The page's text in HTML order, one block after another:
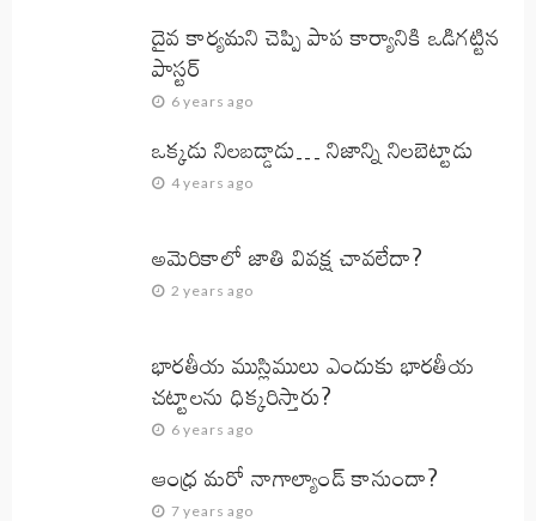
దైవ కార్యమని చెప్పి పాప కార్యానికి ఒడిగట్టిన
పాస్టర్
6 years ago
ఒక్కడు నిలబడ్డాడు… నిజాన్ని నిలబెట్టాడు
4 years ago
అమెరికాలో జాతి వివక్ష చావలేదా?
2 years ago
భారతీయ ముస్లిములు ఎందుకు భారతీయ
చట్టాలను ధిక్కరిస్తారు?
6 years ago
ఆంధ్ర మరో నాగాల్యాండ్ కానుందా?
7 years ago